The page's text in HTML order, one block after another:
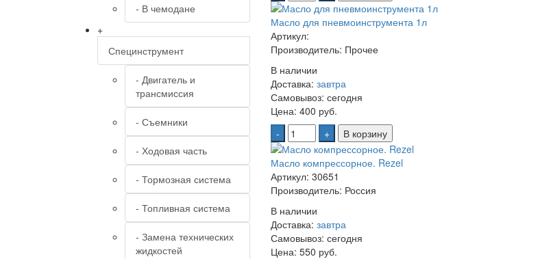
- В чемодане
+
Специнструмент
- Двигатель и
трансмиссия
- Съемники
- Ходовая часть
- Тормозная система
- Топливная система
- Замена технических
жидкостей
Масло для пневмоинструмента 1л
Артикул:
Производитель: Прочее
В наличии
Доставка: завтра
Самовывоз: сегодня
Цена: 400 руб.
-
+ В корзину
Масло компрессорное. Rezel
Артикул: 30651
Производитель: Россия
В наличии
Доставка: завтра
Самовывоз: сегодня
Цена: 550 руб.